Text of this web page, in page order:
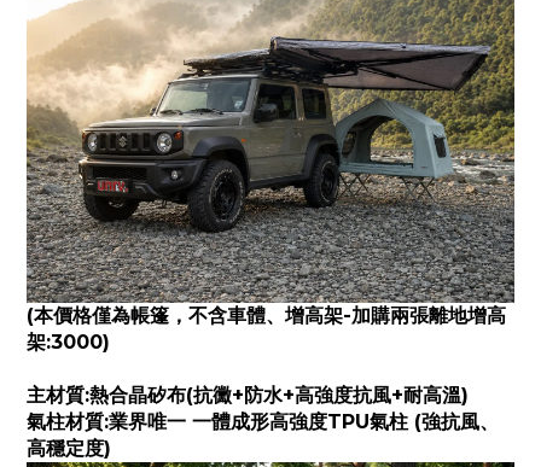
(本價格僅為帳篷，不含車體、增高架-加購兩張離地增高
架:3000)
主材質:熱合晶矽布(抗黴+防水+高強度抗風+耐高溫)
氣柱材質:業界唯一 一體成形高強度TPU氣柱 (強抗風、
高穩定度)